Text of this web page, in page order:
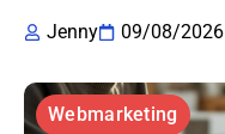
Jenny
09/08/2026
Webmarketing